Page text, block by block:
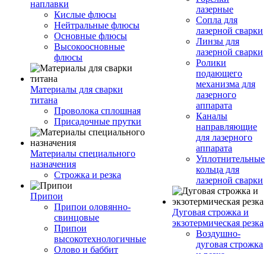
наплавки
Кислые флюсы
Нейтральные флюсы
Основные флюсы
Высокоосновные
флюсы
Материалы для сварки
титана
Проволока сплошная
Присадочные прутки
Материалы специального
назначения
Строжка и резка
Припои
Припои оловянно-
свинцовые
Припои
высокотехнологичные
Олово и баббит
лазерные
Сопла для
лазерной сварки
Линзы для
лазерной сварки
Ролики
подающего
механизма для
лазерного
аппарата
Каналы
направляющие
для лазерного
аппарата
Уплотнительные
кольца для
лазерной сварки
Дуговая строжка и
экзотермическая резка
Воздушно-
дуговая строжка